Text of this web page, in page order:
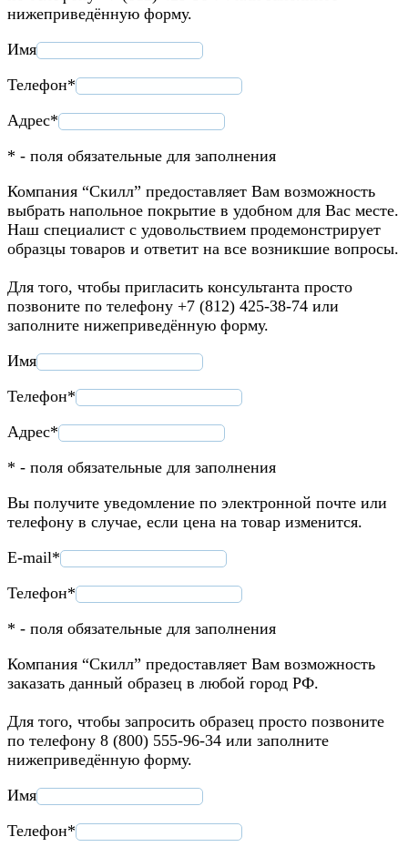
нижеприведённую форму.
Имя
Телефон*
Адрес*
* - поля обязательные для заполнения
Компания “Скилл” предоставляет Вам возможность
выбрать напольное покрытие в удобном для Вас месте.
Наш специалист с удовольствием продемонстрирует
образцы товаров и ответит на все возникшие вопросы.
Для того, чтобы пригласить консультанта просто
позвоните по телефону +7 (812) 425-38-74 или
заполните нижеприведённую форму.
Имя
Телефон*
Адрес*
* - поля обязательные для заполнения
Вы получите уведомление по электронной почте или
телефону в случае, если цена на товар изменится.
E-mail*
Телефон*
* - поля обязательные для заполнения
Компания “Скилл” предоставляет Вам возможность
заказать данный образец в любой город РФ.
Для того, чтобы запросить образец просто позвоните
по телефону 8 (800) 555-96-34 или заполните
нижеприведённую форму.
Имя
Телефон*